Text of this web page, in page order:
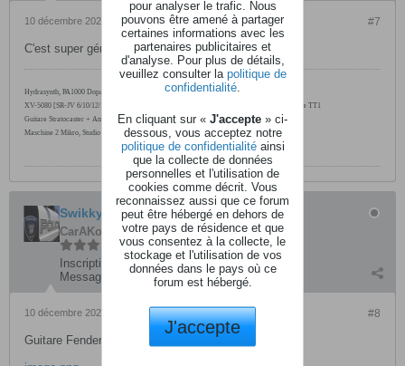
#7
10 décembre 2023, 15h27
C'est super génial !
Hydrasynth, PA1000 Dopamine, MOX6,
XV-5080 [SR-JV 6/10/12/19], JV-1080 [SR-JV 4/5/11/15], M8U, BX-16, nanoKontrol2, Prodipe TT1
Guitare Stratocaster + Ampli Laney LX12
Maschine 2 Mikro, Studio One 4 Pro, Reason 10 Lite, Sennheiser HD598, Eris 8
Swikkythorn
CarAKoleur
Inscription:
septembre 2011
Messages:
3655
#8
10 décembre 2023, 15h31
Guitare Fender
pour analyser le trafic. Nous
pouvons être amené à partager
certaines informations avec les
partenaires publicitaires et
d'analyse. Pour plus de détails,
veuillez consulter la politique de
confidentialité
En cliquant sur « J'accepte » ci-
dessous, vous acceptez notre
politique de confidentialitéainsi
que la collecte de données
personnelles et l'utilisation de
cookies comme décrit. Vous
reconnaissez aussi que ce forum
peut être hébergé en dehors de
votre pays de résidence et que
vous consentez à la collecte, le
stockage et l'utilisation de vos
données dans le pays où ce
forum est hébergé.
J'accepte